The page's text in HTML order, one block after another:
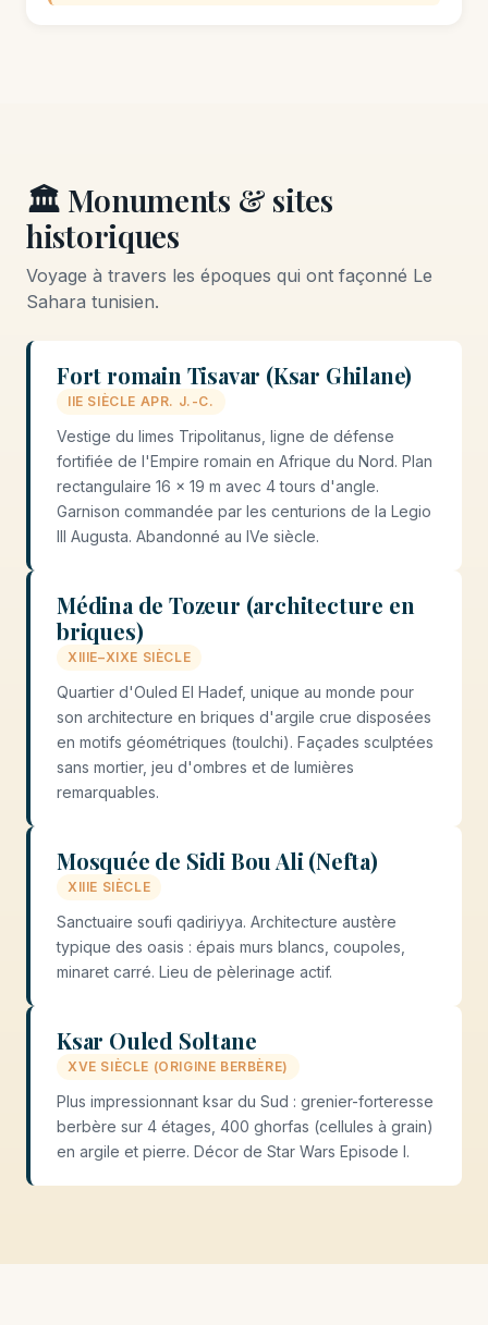
🏛️ Monuments & sites
historiques
Voyage à travers les époques qui ont façonné Le
Sahara tunisien.
Fort romain Tisavar (Ksar Ghilane)
IIE SIÈCLE APR. J.-C.
Vestige du limes Tripolitanus, ligne de défense
fortifiée de l'Empire romain en Afrique du Nord. Plan
rectangulaire 16 × 19 m avec 4 tours d'angle.
Garnison commandée par les centurions de la Legio
III Augusta. Abandonné au IVe siècle.
Médina de Tozeur (architecture en
briques)
XIIIE–XIXE SIÈCLE
Quartier d'Ouled El Hadef, unique au monde pour
son architecture en briques d'argile crue disposées
en motifs géométriques (toulchi). Façades sculptées
sans mortier, jeu d'ombres et de lumières
remarquables.
Mosquée de Sidi Bou Ali (Nefta)
XIIIE SIÈCLE
Sanctuaire soufi qadiriyya. Architecture austère
typique des oasis : épais murs blancs, coupoles,
minaret carré. Lieu de pèlerinage actif.
Ksar Ouled Soltane
XVE SIÈCLE (ORIGINE BERBÈRE)
Plus impressionnant ksar du Sud : grenier-forteresse
berbère sur 4 étages, 400 ghorfas (cellules à grain)
en argile et pierre. Décor de Star Wars Episode I.